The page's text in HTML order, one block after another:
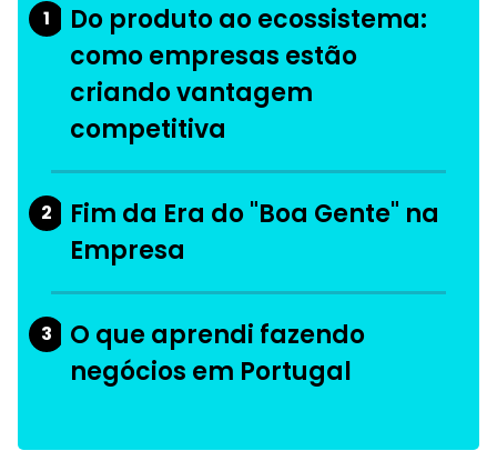
1
Do produto ao ecossistema:
como empresas estão
criando vantagem
competitiva
2
Fim da Era do "Boa Gente" na
Empresa
3
O que aprendi fazendo
negócios em Portugal